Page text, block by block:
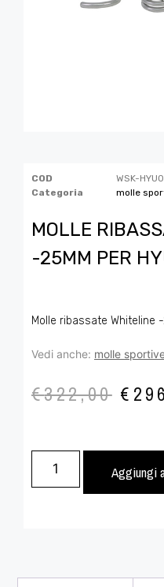
COD
WSK-
Categoria
molle
MOLLE
-25MM PER
Molle ribassate Whiteline
Vedi anche: molle
€322,00 €
Aggiungi